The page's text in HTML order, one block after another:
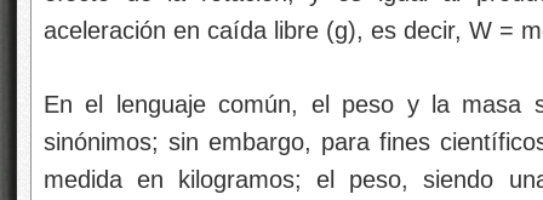
aceleración en caída libre (g), es decir, W =
En el lenguaje común, el peso y la masa
sinónimos; sin embargo, para fines
medida en kilogramos; el peso, siendo